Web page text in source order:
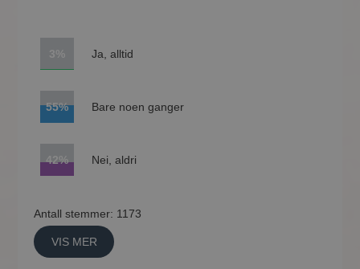
3% Ja, alltid
55% Bare noen ganger
42% Nei, aldri
Antall stemmer: 1173
VIS MER